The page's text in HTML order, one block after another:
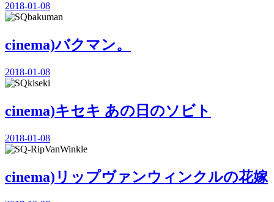
2018-01-08
cinema)バクマン。
2018-01-08
cinema)キセキ あの日のソビト
2018-01-08
cinema)リップヴァンウィンクルの花嫁